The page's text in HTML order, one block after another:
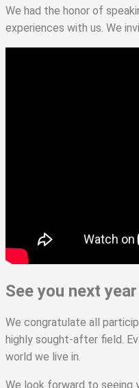
We had the honor of
experiences with us. We
See you next year
We congratulate all
highly sought-after field.
world we live in.
We look forward to seeing